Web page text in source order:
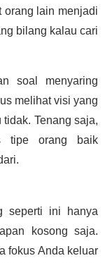
orang lain menjadi
bilang kalau cari
soal menyaring
melihat visi yang
Tenang saja,
tipe orang baik
seperti ini hanya
kosong saja.
fokus Anda keluar